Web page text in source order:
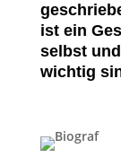
ist ein
selbst
wichtig